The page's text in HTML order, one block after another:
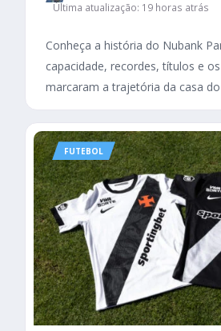
Última atualização: 19 horas atrás
Conheça a história do Nubank
capacidade, recordes, títulos e
marcaram a trajetória da casa
FUTEBOL